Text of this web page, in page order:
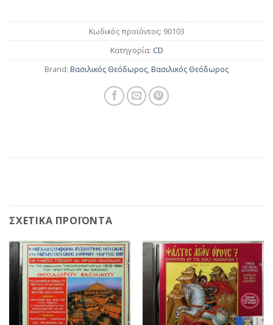
Κωδικός προϊόντος: 90103
Κατηγορία: CD
Brand: Βασιλικός Θεόδωρος,Βασιλικός Θεόδωρος
ΣΧΕΤΙΚΆ ΠΡΟΪΌΝΤΑ